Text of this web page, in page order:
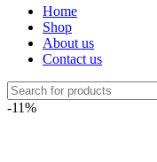
Home
Shop
About us
Contact us
-11%